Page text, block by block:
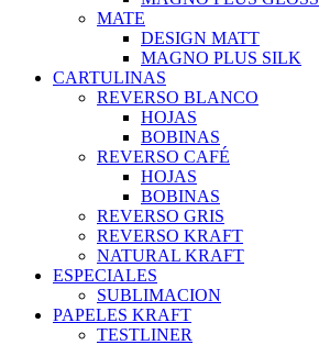
MATE
DESIGN MATT
MAGNO PLUS SILK
CARTULINAS
REVERSO BLANCO
HOJAS
BOBINAS
REVERSO CAFÉ
HOJAS
BOBINAS
REVERSO GRIS
REVERSO KRAFT
NATURAL KRAFT
ESPECIALES
SUBLIMACION
PAPELES KRAFT
TESTLINER